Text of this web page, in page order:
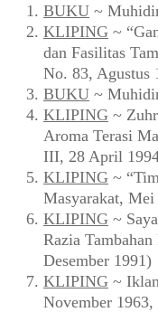
BUKU ~
KLIPING ~
dan Fasilitas
No. 83, Agustus
BUKU ~
KLIPING ~
Aroma Terasi
III, 28 April
KLIPING ~
Masyarakat, Mei
KLIPING ~
Razia
Desember 1991)
KLIPING ~
November